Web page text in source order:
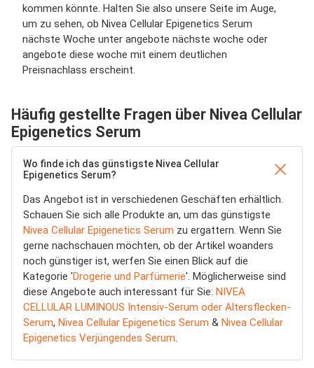
kommen könnte. Halten Sie also unsere Seite im Auge,
um zu sehen, ob Nivea Cellular Epigenetics Serum
nächste Woche unter angebote nächste woche oder
angebote diese woche mit einem deutlichen
Preisnachlass erscheint.
Häufig gestellte Fragen über Nivea Cellular
Epigenetics Serum
Wo finde ich das günstigste Nivea Cellular
Epigenetics Serum?
Das Angebot ist in verschiedenen Geschäften erhältlich.
Schauen Sie sich alle Produkte an, um das günstigste
Nivea Cellular Epigenetics Serum zu ergattern. Wenn Sie
gerne nachschauen möchten, ob der Artikel woanders
noch günstiger ist, werfen Sie einen Blick auf die
Kategorie 'Drogerie und Parfümerie'. Möglicherweise sind
diese Angebote auch interessant für Sie: NIVEA
CELLULAR LUMINOUS Intensiv-Serum oder Altersflecken-
Serum, Nivea Cellular Epigenetics Serum & Nivea Cellular
Epigenetics Verjüngendes Serum.